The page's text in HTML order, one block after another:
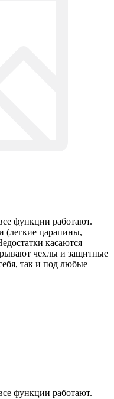
функции работают.
(легкие царапины,
касаются
чехлы и защитные
так и под любые
функции работают.